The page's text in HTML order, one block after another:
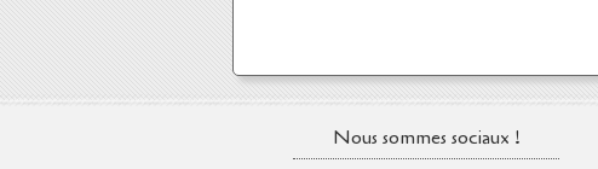
Nous sommes sociaux !